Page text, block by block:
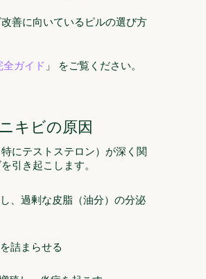
善に向いているピルの選び方
ガイド 」 をご覧ください。
キビの原因
にテストステロン）が深く関
引き起こします。
、過剰な皮脂（油分）の分泌
詰まらせる